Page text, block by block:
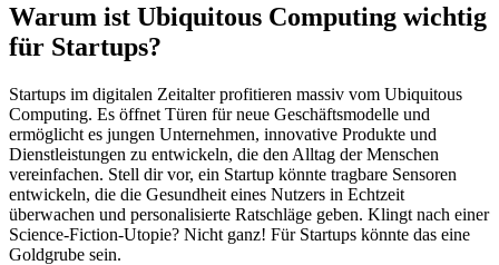
Warum ist Ubiquitous Computing wichtig
für Startups?
Startups im digitalen Zeitalter profitieren massiv vom Ubiquitous
Computing. Es öffnet Türen für neue Geschäftsmodelle und
ermöglicht es jungen Unternehmen, innovative Produkte und
Dienstleistungen zu entwickeln, die den Alltag der Menschen
vereinfachen. Stell dir vor, ein Startup könnte tragbare Sensoren
entwickeln, die die Gesundheit eines Nutzers in Echtzeit
überwachen und personalisierte Ratschläge geben. Klingt nach einer
Science-Fiction-Utopie? Nicht ganz! Für Startups könnte das eine
Goldgrube sein.